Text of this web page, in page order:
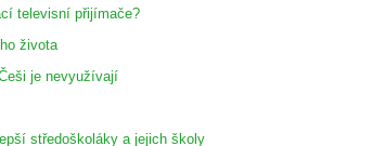
televisní přijímače?
života
je nevyužívají
středoškoláky a jejich školy